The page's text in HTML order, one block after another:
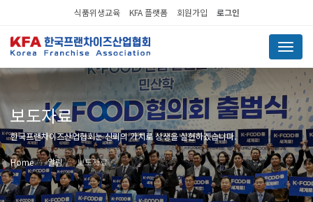
식품위생교육 KFA 플랫폼 회원가입 로그인
Menu
보도자료
한국프랜차이즈산업협회는 신뢰의 가치로 상생을 실현하겠습니다.
Home 알림 보도자료